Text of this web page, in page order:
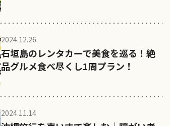
2024.12.26
石垣島のレンタカーで美食を巡る！絶
品グルメ食べ尽くし1周プラン！
2024.11.14